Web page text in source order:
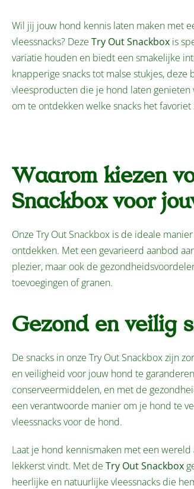
Wil jij jouw hond kennis laten maken met
vleessnacks? Deze Try Out Snackbox is
variatie houden en biedt een smakelijke
knapperige snacks tot malse stukjes,
vleesproducten die je hond laten
om te ontdekken welke snacks het favoriet
Waarom kiezen
Snackbox voor
Onze Try Out Snackbox is de ideale
ontdekken. Met een gevarieerd aanbod
plezier, maar ook de
toevoegingen of granen.
Gezond en veilig
De snacks in onze Try Out Snackbox zijn
en veiligheid voor jouw hond te
conserveermiddelen, en met de
een verantwoorde manier om je hond te
vleessnacks voor de hond.
Laat je hond kennismaken met een
lekkerst vindt. Met de Try Out Snackbox
heerlijke en natuurlijke vleessnacks die